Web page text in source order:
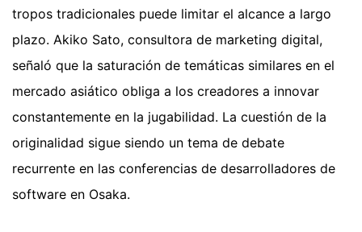
tropos tradicionales puede limitar el alcance a largo
plazo. Akiko Sato, consultora de marketing digital,
señaló que la saturación de temáticas similares en el
mercado asiático obliga a los creadores a innovar
constantemente en la jugabilidad. La cuestión de la
originalidad sigue siendo un tema de debate
recurrente en las conferencias de desarrolladores de
software en Osaka.